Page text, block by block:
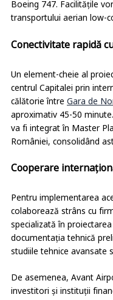
Boeing 747. Facilitățile
transportului aerian low-
Conectivitate rapidă
Un element-cheie al
centrul Capitalei prin
călătorie între Gara de
aproximativ 45-50
va fi integrat în Master
României, consolidând
Cooperare
Pentru implementarea
colaborează strâns cu
specializată în
documentația tehnică
studiile tehnice avansate
De asemenea, Avant
investitori și instituții